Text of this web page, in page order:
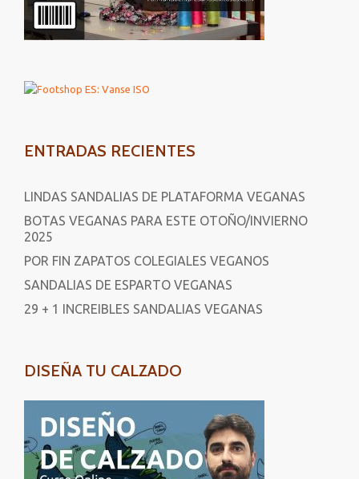
ENTRADAS RECIENTES
LINDAS SANDALIAS DE PLATAFORMA VEGANAS
BOTAS VEGANAS PARA ESTE OTOÑO/INVIERNO
2025
POR FIN ZAPATOS COLEGIALES VEGANOS
SANDALIAS DE ESPARTO VEGANAS
29 + 1 INCREIBLES SANDALIAS VEGANAS
DISEÑA TU CALZADO